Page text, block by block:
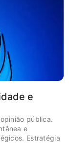
e
pública.
e
Estratégia